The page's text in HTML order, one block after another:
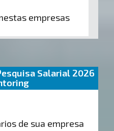
empresas
Salarial 2026
de sua empresa